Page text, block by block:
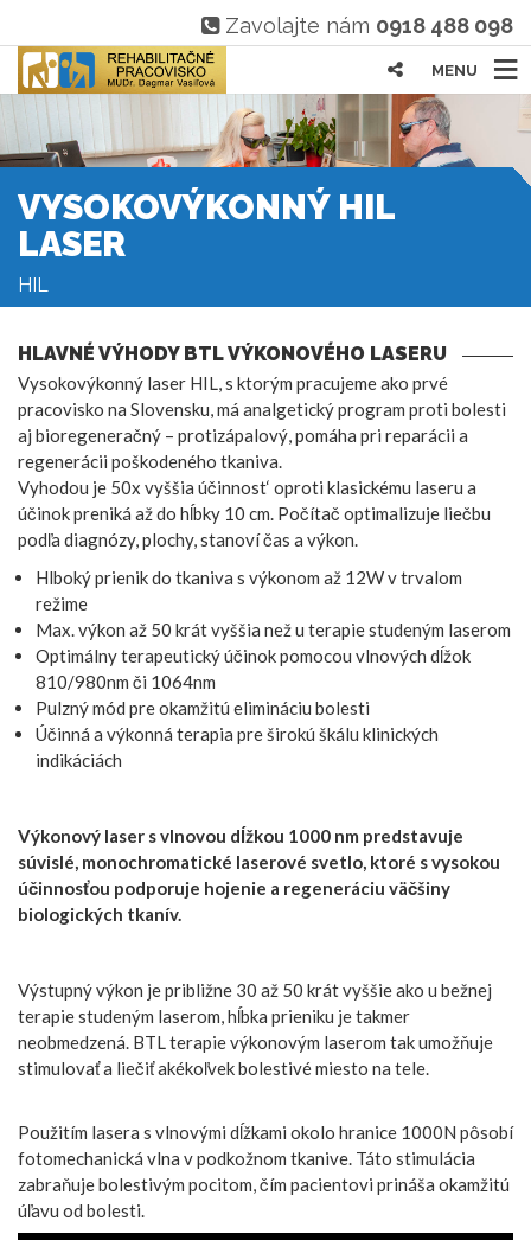
Zavolajte nám 0918 488 098
MENU
VYSOKOVÝKONNÝ HIL
LASER
HIL
HLAVNÉ VÝHODY BTL VÝKONOVÉHO LASERU
Vysokovýkonný laser HIL, s ktorým pracujeme ako prvé
pracovisko na Slovensku, má analgetický program proti bolesti
aj bioregeneračný – protizápalový, pomáha pri reparácii a
regenerácii poškodeného tkaniva.
Vyhodou je 50x vyššia účinnost‘ oproti klasickému laseru a
účinok preniká až do hĺbky 10 cm. Počítač optimalizuje liečbu
podľa diagnózy, plochy, stanoví čas a výkon.
Hlboký prienik do tkaniva s výkonom až 12W v trvalom
režime
Max. výkon až 50 krát vyššia než u terapie studeným laserom
Optimálny terapeutický účinok pomocou vlnových dĺžok
810/980nm či 1064nm
Pulzný mód pre okamžitú elimináciu bolesti
Účinná a výkonná terapia pre širokú škálu klinických
indikáciách
Výkonový laser s vlnovou dĺžkou 1000 nm predstavuje
súvislé, monochromatické laserové svetlo, ktoré s vysokou
účinnosťou podporuje hojenie a regeneráciu väčšiny
biologických tkanív.
Výstupný výkon je približne 30 až 50 krát vyššie ako u bežnej
terapie studeným laserom, hĺbka prieniku je takmer
neobmedzená. BTL terapie výkonovým laserom tak umožňuje
stimulovať a liečiť akékoľvek bolestivé miesto na tele.
Použitím lasera s vlnovými dĺžkami okolo hranice 1000N pôsobí
fotomechanická vlna v podkožnom tkanive. Táto stimulácia
zabraňuje bolestivým pocitom, čím pacientovi prináša okamžitú
úľavu od bolesti.